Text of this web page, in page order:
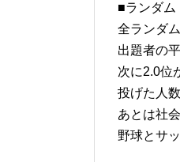
■ランダム
全ランダ
出題者の
次に2.0位
投げた人
あとは社
野球とサ